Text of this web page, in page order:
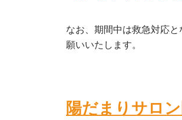
なお、期間中は救急対応
願いいたします。
陽だまりサロ